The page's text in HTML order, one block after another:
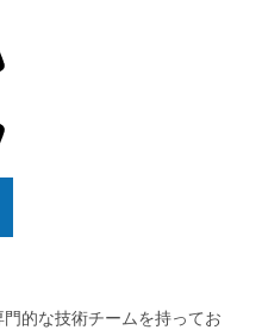
的な技術チームを持ってお